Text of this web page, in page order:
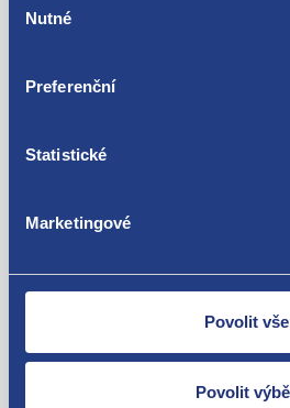
souhlasu
Nutné
Preferenční
Statistické
Marketingové
Povolit vše
Povolit
Nejste spokojeni?